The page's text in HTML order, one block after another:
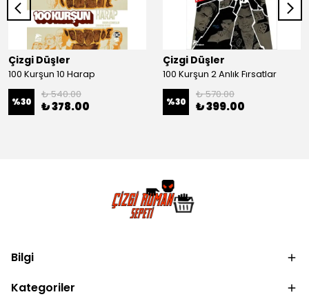
Çizgi Düşler
100 Kurşun 10 Harap
%30
₺ 540.00
₺ 378.00
Çizgi Düşler
100 Kurşun 2 Anlık Fırsatlar
%30
₺ 570.00
₺ 399.00
Bilgi
Kategoriler